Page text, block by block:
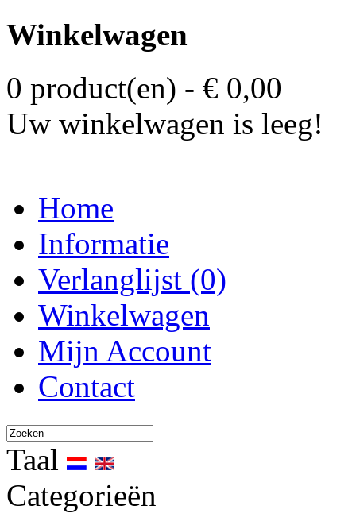
Winkelwagen
0 product(en) - € 0,00
Uw winkelwagen is leeg!
Home
Informatie
Verlanglijst (0)
Winkelwagen
Mijn Account
Contact
Taal
Categorieën